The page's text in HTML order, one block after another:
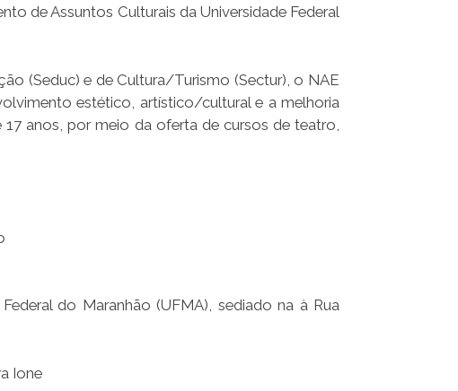
de Assuntos Culturais da Universidade Federal
(Seduc) e de Cultura/Turismo (Sectur), o NAE
estético, artístico/cultural e a melhoria
anos, por meio da oferta de cursos de teatro,
do Maranhão (UFMA), sediado na à Rua
Ione